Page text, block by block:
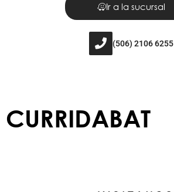
(506) 2106 6255
Ir a la sucursal
CURRIDABAT